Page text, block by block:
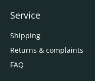
Service
Shipping
Returns & complaints
FAQ